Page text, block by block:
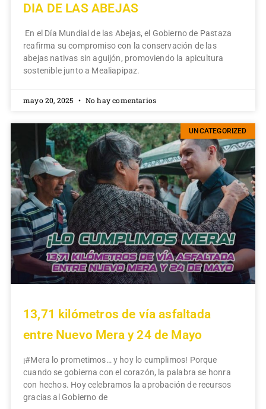
DIA DE LAS ABEJAS
En el Día Mundial de las Abejas, el Gobierno de Pastaza
reafirma su compromiso con la conservación de las
abejas nativas sin aguijón, promoviendo la apicultura
sostenible junto a Mealiapipaz.
mayo 20, 2025 No hay comentarios
UNCATEGORIZED
13,71 kilómetros de vía asfaltada
entre Nuevo Mera y 24 de Mayo
¡#Mera lo prometimos… y hoy lo cumplimos! Porque
cuando se gobierna con el corazón, la palabra se honra
con hechos. Hoy celebramos la aprobación de recursos
gracias al Gobierno de